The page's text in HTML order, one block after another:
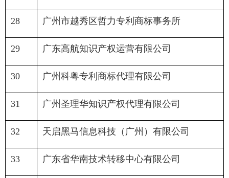
28 广州市越秀区哲力专利商标事务所
29 广东高航知识产权运营有限公司
30 广州科粤专利商标代理有限公司
31 广州圣理华知识产权代理有限公司
32 天启黑马信息科技（广州）有限公司
33 广东省华南技术转移中心有限公司